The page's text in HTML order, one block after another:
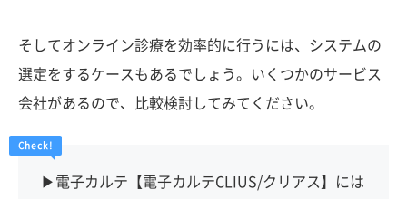
そしてオンライン診療を効率的に行うには、システムの
選定をするケースもあるでしょう。いくつかのサービス
会社があるので、比較検討してみてください。
▶︎電子カルテ【電子カルテCLIUS/クリアス】には